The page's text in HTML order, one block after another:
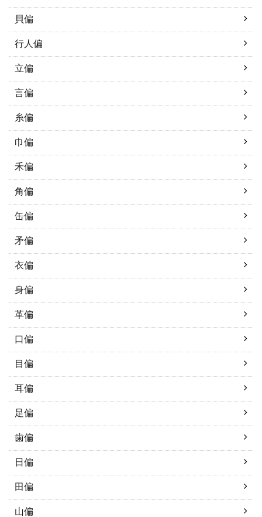
貝偏
行人偏
立偏
言偏
糸偏
巾偏
禾偏
角偏
缶偏
矛偏
衣偏
身偏
革偏
口偏
目偏
耳偏
足偏
歯偏
日偏
田偏
山偏